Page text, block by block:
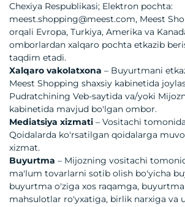
Chexiya Respublikasi; Elektron pochta:
meest.shopping@meest.com, Meest
orqali Evropa, Turkiya, Amerika va
omborlardan xalqaro pochta etkazib
taqdim etadi.
Xalqaro vakolatxona – Buyurtmani
Meest Shopping shaxsiy kabinetida
Pudratchining Veb-saytida va/yoki
kabinetida mavjud bo'lgan ombor.
Mediatsiya xizmati – Vositachi
Qoidalarda ko'rsatilgan qoidalarga
xizmat.
Buyurtma – Mijozning vositachi
ma'lum tovarlarni sotib olish bo'yicha
buyurtma o'ziga xos raqamga,
mahsulotlar ro'yxatiga, birlik narxiga va